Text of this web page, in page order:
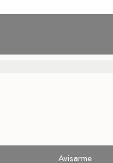
Avisarme